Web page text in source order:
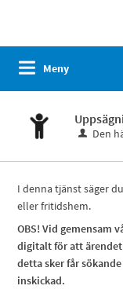
Meny
Den
I denna tjänst säger
eller fritidshem.
OBS! Vid gemensam
digitalt för att
detta sker får
inskickad.